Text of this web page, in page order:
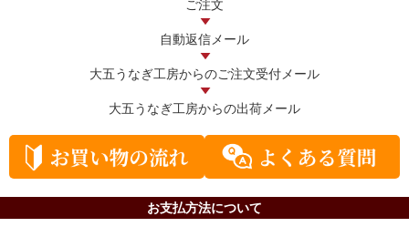
ご注文
自動返信メール
大五うなぎ工房からのご注文受付メール
大五うなぎ工房からの出荷メール
お支払方法について